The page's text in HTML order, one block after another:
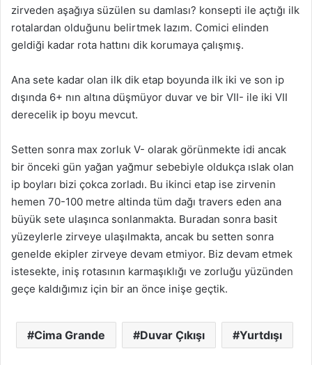
zirveden aşağıya süzülen su damlası? konsepti ile açtığı ilk
rotalardan olduğunu belirtmek lazım. Comici elinden
geldiği kadar rota hattını dik korumaya çalışmış.
Ana sete kadar olan ilk dik etap boyunda ilk iki ve son ip
dışında 6+ nın altına düşmüyor duvar ve bir VII- ile iki VII
derecelik ip boyu mevcut.
Setten sonra max zorluk V- olarak görünmekte idi ancak
bir önceki gün yağan yağmur sebebiyle oldukça ıslak olan
ip boyları bizi çokca zorladı. Bu ikinci etap ise zirvenin
hemen 70-100 metre altinda tüm dağı travers eden ana
büyük sete ulaşınca sonlanmakta. Buradan sonra basit
yüzeylerle zirveye ulaşılmakta, ancak bu setten sonra
genelde ekipler zirveye devam etmiyor. Biz devam etmek
istesekte, iniş rotasının karmaşıklığı ve zorluğu yüzünden
geçe kaldığımız için bir an önce inişe geçtik.
Cima Grande Duvar Çıkışı Yurtdışı